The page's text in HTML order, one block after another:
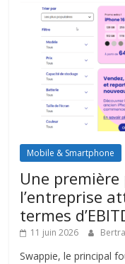
Mobile & Smartphone
Une première
l’entreprise
termes
11 juin 2026
Swappie, le principal